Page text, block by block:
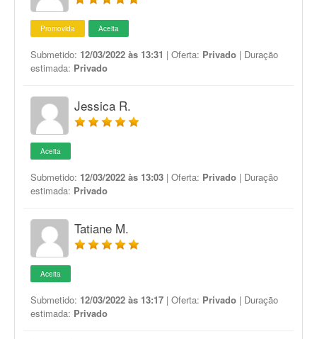
Promovida Aceita
Submetido: 12/03/2022 às 13:31 | Oferta: Privado | Duração
estimada: Privado
Jessica R.
Aceita
Submetido: 12/03/2022 às 13:03 | Oferta: Privado | Duração
estimada: Privado
Tatiane M.
Aceita
Submetido: 12/03/2022 às 13:17 | Oferta: Privado | Duração
estimada: Privado